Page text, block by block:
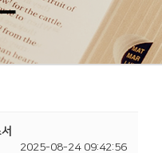
2025-08-24 09:42:56